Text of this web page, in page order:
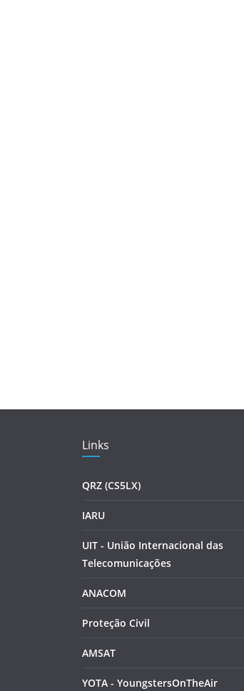
Links
QRZ (CS5LX)
IARU
UIT - União Internacional das
Telecomunicações
ANACOM
Proteção Civil
AMSAT
YOTA - YoungstersOnTheAir